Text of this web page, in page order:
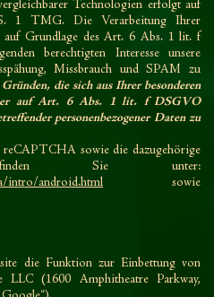
Technologien erfolgt auf
1 TMG. Die Verarbeitung Ihrer
auf Grundlage des Art. 6 Abs. 1 lit. f
berechtigten Interesseunsere
Missbrauch und SPAM zu
die sich aus Ihrer besonderen
auf Art. 6 Abs. 1 lit. f DSGVO
personenbezogener Daten zu
sowie die dazugehörige
finden Sie unter:
intro/android.html sowie
die Funktion zur Einbettung von
LLC (1600 Amphitheatre Parkway,